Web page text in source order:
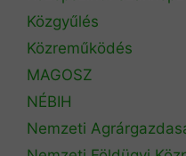
Közgyűlés
Közreműködés
MAGOSZ
NÉBIH
Nemzeti